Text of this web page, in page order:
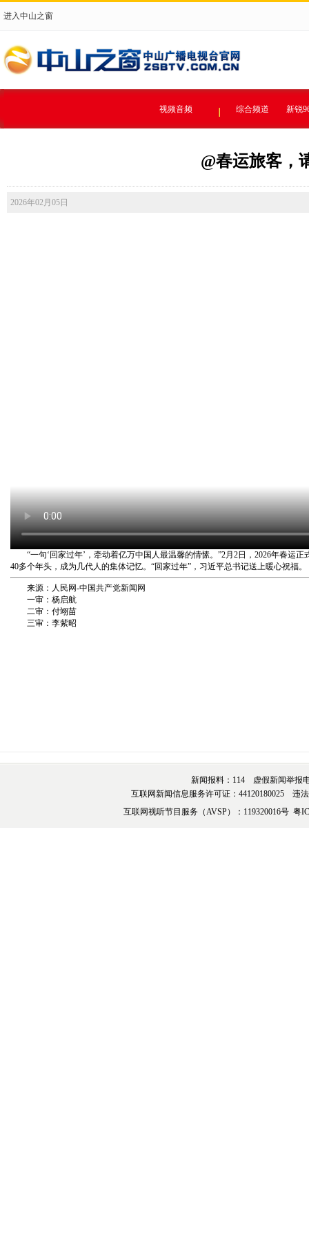
进入中山之窗
视频音频 综合频道 新锐
@春运旅客，
2026年02月05日
“一句‘回家过年’，牵动着亿万中国人最温馨的情愫。”2月2日，2026年春运
40多个年头，成为几代人的集体记忆。“回家过年”，习近平总书记送上暖心祝福。
来源：人民网-中国共产党新闻网
一审：杨启航
二审：付翊苗
三审：李紫昭
新闻报料：114 虚假新闻举报电
互联网新闻信息服务许可证：44120180025 违
互联网视听节目服务（AVSP）：119320016号粤